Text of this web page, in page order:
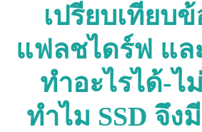
เปรียบเทียบ
แฟลชไดร์ฟ แล
ทำอะไรได้-ไ
ทำไม SSD จึง